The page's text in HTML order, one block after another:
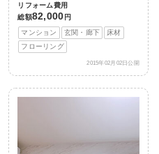
リフォーム費用
総額82,000 円
マンション
玄関・廊下
床材
フローリング
2015年02月02日公開